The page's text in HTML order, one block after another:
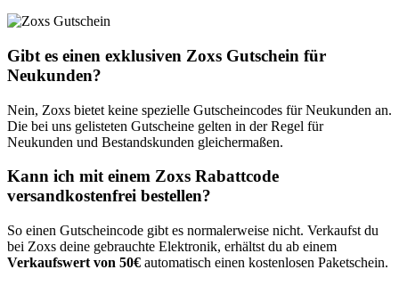
Gibt es einen exklusiven Zoxs Gutschein für
Neukunden?
Nein, Zoxs bietet keine spezielle Gutscheincodes für Neukunden an.
Die bei uns gelisteten Gutscheine gelten in der Regel für
Neukunden und Bestandskunden gleichermaßen.
Kann ich mit einem Zoxs Rabattcode
versandkostenfrei bestellen?
So einen Gutscheincode gibt es normalerweise nicht. Verkaufst du
bei Zoxs deine gebrauchte Elektronik, erhältst du ab einem
Verkaufswert von 50€ automatisch einen kostenlosen Paketschein.